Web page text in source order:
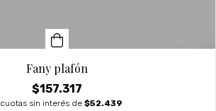
Fany plafón
$157.317
cuotas sin interés de $52.439